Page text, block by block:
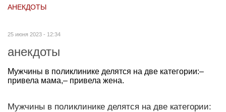
АНЕКДОТЫ
25 июня 2023 - 12:34
анекдоты
Мужчины в поликлинике делятся на две категории:–
привела мама,– привела жена.
Мужчины в поликлинике делятся на две категории: